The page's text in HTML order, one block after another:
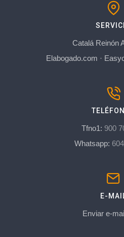
Catalá Reinón
Elabogado.com ·
Tfno1: 900
Whatsapp:
E-
Enviar e-